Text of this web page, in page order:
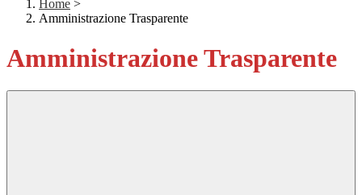
Home >
Amministrazione Trasparente
Amministrazione Trasparente